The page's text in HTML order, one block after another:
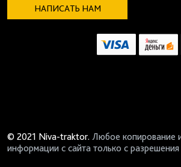
НАПИСАТЬ НАМ
© 2021 Niva-traktor. Любое копирование
информации с сайта только с